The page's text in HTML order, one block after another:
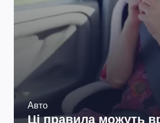
Авто
Ці правила можуть